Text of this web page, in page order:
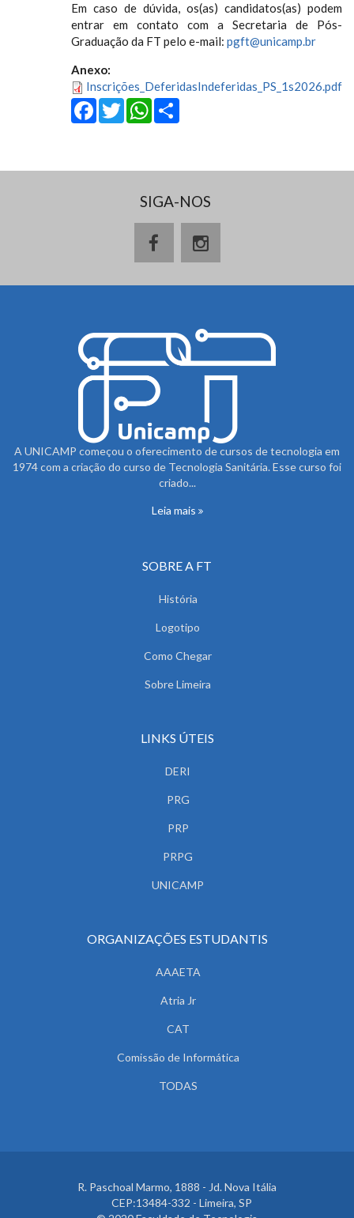
Em caso de dúvida, os(as) candidatos(as) podem
entrar em contato com a Secretaria de Pós-
Graduação da FT pelo e-mail: pgft@unicamp.br
Anexo:
Inscrições_DeferidasIndeferidas_PS_1s2026.pdf
Facebook
Twitter
WhatsApp
SIGA-NOS
A UNICAMP começou o oferecimento de cursos de tecnologia em
1974 com a criação do curso de Tecnologia Sanitária. Esse curso foi
criado...
Leia mais
SOBRE A FT
História
Logotipo
Como Chegar
Sobre Limeira
LINKS ÚTEIS
DERI
PRG
PRP
PRPG
UNICAMP
ORGANIZAÇÕES ESTUDANTIS
AAAETA
Atria Jr
CAT
Comissão de Informática
TODAS
R. Paschoal Marmo, 1888 - Jd. Nova Itália
CEP:13484-332 - Limeira, SP